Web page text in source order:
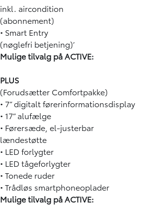
inkl. aircondition
(abonnement)
• Smart Entry
(nøglefri betjening)’
Mulige tilvalg på ACTIVE:
PLUS
(Forudsætter Comfortpakke)
• 7” digitalt førerinformationsdisplay
• 17” alufælge
• Førersæde, el-justerbar
lændestøtte
• LED forlygter
• LED tågeforlygter
• Tonede ruder
• Trådløs smartphoneoplader
Mulige tilvalg på ACTIVE: